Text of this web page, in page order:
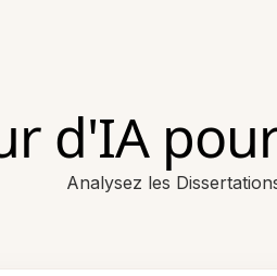
d'IA
Analysez les